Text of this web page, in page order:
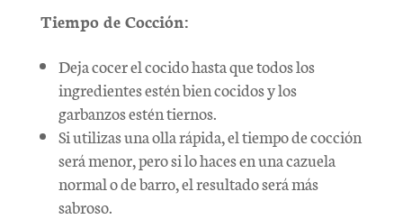
Tiempo de Cocción:
Deja cocer el cocido hasta que todos los
ingredientes estén bien cocidos y los
garbanzos estén tiernos.
Si utilizas una olla rápida, el tiempo de cocción
será menor, pero si lo haces en una cazuela
normal o de barro, el resultado será más
sabroso.